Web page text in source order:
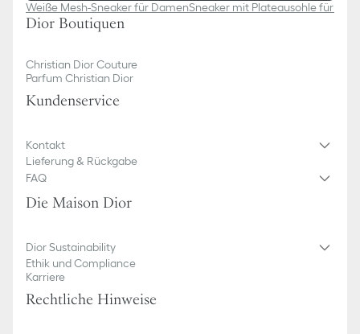
Weiße Mesh-Sneaker für DamenSneaker mit Plateausohle für
Dior Boutiquen
Christian Dior Couture
Parfum Christian Dior
Kundenservice​
Kontakt
Lieferung & Rückgabe
FAQ
Die Maison Dior
Dior Sustainability
Ethik und Compliance
Karriere
Rechtliche Hinweise